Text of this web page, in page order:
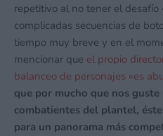
repetitivo al no tener el
complicadas secuencias de
tiempo muy breve y en el
mencionar que el propio
balanceo de personajes «es
que por mucho que nos
combatientes del plantel,
para un panorama más